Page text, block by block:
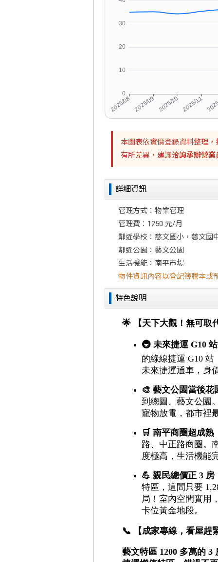
本圖表依實價登錄資料整理
有所差異，建議洽詢承辦營業
詳細資訊
管理方式：物業管理
管理費：1250 元/月
鄰近學校：慈文國小，慈文國
鄰近公園：藝文公園
生活機能：南平市場
物件資訊內容以登記簿謄本或
特色說明